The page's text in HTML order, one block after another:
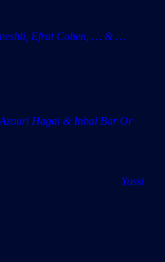
Cohen, … & …
& Inbal Bar Or
Yossi
(To-Be)